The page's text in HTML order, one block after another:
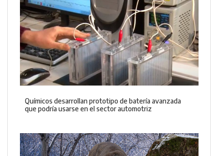
Químicos desarrollan prototipo de batería avanzada
que podría usarse en el sector automotriz